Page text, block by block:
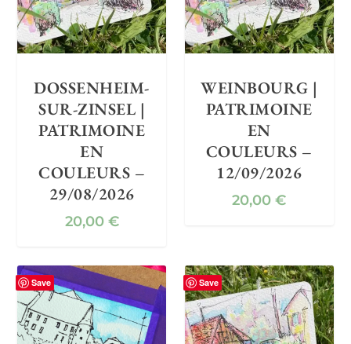
DOSSENHEIM-
SUR-ZINSEL |
PATRIMOINE
EN
COULEURS –
29/08/2026
20,00 €
WEINBOURG |
PATRIMOINE
EN
COULEURS –
12/09/2026
20,00€
Save Save